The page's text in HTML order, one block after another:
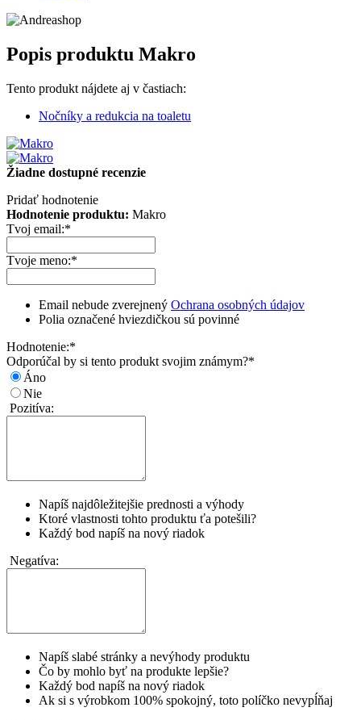
Popis produktu Makro
Tento produkt nájdete aj v častiach:
Nočníky a redukcia na toaletu
Žiadne dostupné recenzie
Pridať hodnotenie
Hodnotenie produktu: Makro
Tvoj email:*
Tvoje meno:*
Email nebude zverejnený Ochrana osobných údajov
Polia označené hviezdičkou sú povinné
Hodnotenie:*
Odporúčal by si tento produkt svojim známym?*
Áno
Nie
Pozitíva:
Napíš najdôležitejšie prednosti a výhody
Ktoré vlastnosti tohto produktu ťa potešili?
Každý bod napíš na nový riadok
Negatíva:
Napíš slabé stránky a nevýhody produktu
Čo by mohlo byť na produkte lepšie?
Každý bod napíš na nový riadok
Ak si s výrobkom 100% spokojný, toto políčko nevypĺňaj